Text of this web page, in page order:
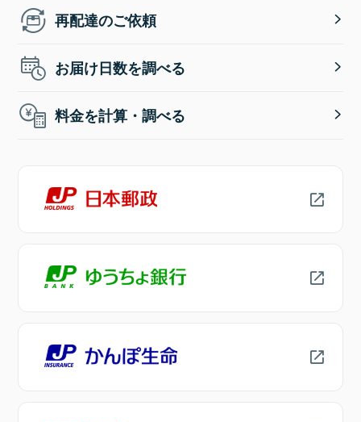
再配達のご依頼
お届け日数を調べる
料金を計算・調べる